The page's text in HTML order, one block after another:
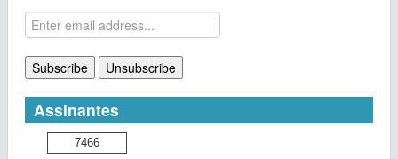
Assinantes
7466